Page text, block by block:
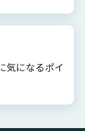
気になるポイ